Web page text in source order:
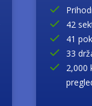
42
41
33
2,000